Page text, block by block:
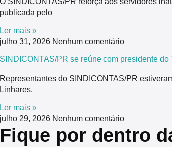
publicada pelo
Ler mais »
julho 31, 2026 Nenhum comentário
SINDICONTAS/PR se reúne com presidente
Representantes do SINDICONTAS/PR
Linhares,
Ler mais »
julho 29, 2026 Nenhum comentário
Fique por dentro